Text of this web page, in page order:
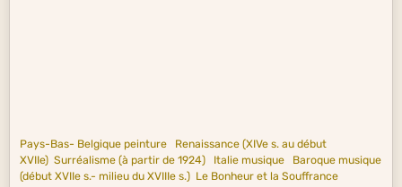
Pays-Bas- Belgique peinture
Renaissance (XIVe s. au début
XVIIe) Surréalisme (à partir de 1924) Italie musique
Baroque musique
(début XVIIe s.- milieu du XVIIIe s.) Le Bonheur et la Souffrance